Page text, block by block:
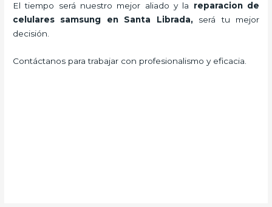
El tiempo será nuestro mejor aliado y la reparacion de
celulares samsung en Santa Librada, será tu mejor
decisión.
Contáctanos para trabajar con profesionalismo y eficacia.